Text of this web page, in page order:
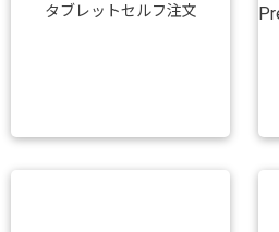
タブレットセルフ注文